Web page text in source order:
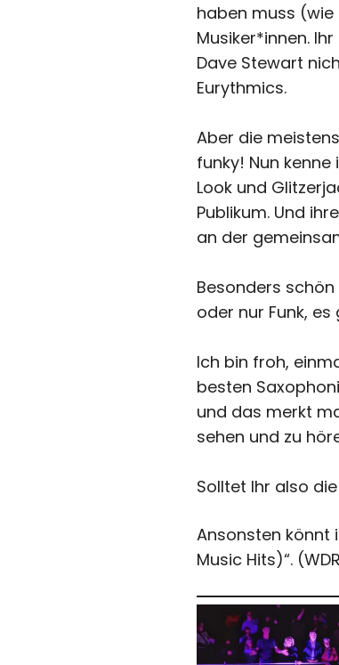
haben muss (wie
Musiker*innen.
Dave Stewart
Eurythmics.
Aber die
funky! Nun
Look und
Publikum. Und
an der
Besonders
oder nur Funk,
Ich bin froh,
besten
und das merkt
sehen und zu
Solltet Ihr also
Ansonsten könnt
Music Hits)“.